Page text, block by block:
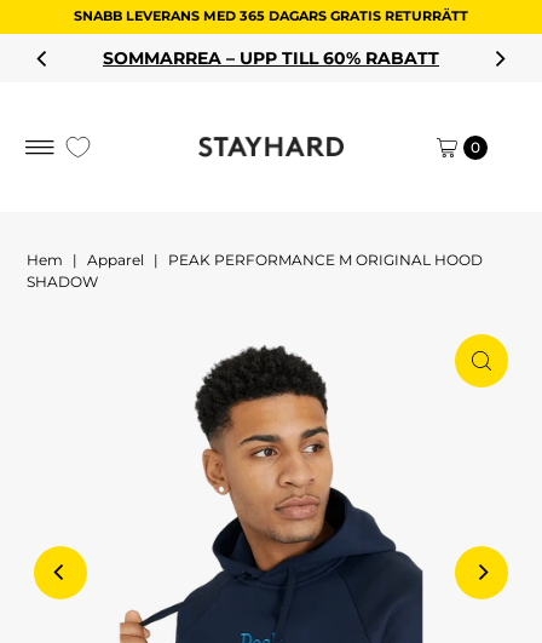
SNABB LEVERANS MED 365 DAGARS GRATIS RETURRÄTT
– UPP TILL 60% RABATT
0
Hem | Apparel |
PEAK PERFORMANCE M ORIGINAL HOOD
SHADOW